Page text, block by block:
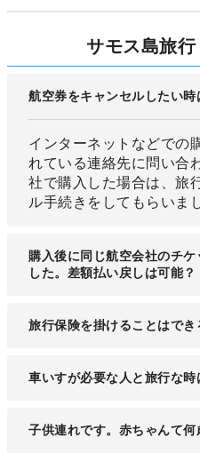
サモス島旅
航空券をキャンセルしたい時
インターネットなどでの
れている連絡先に問い合
社で購入した場合は、旅
ル手続きをしてもらいま
購入後に同じ航空会社のチ
した。差額払い戻しは可能？
基本的に差額分の払い戻
す。
旅行保険を掛けることはでき
航空会社によって様々な
車いすが必要な人と旅行な時
出発予定時刻の72時間前
子供連れです。赤ちゃんて何